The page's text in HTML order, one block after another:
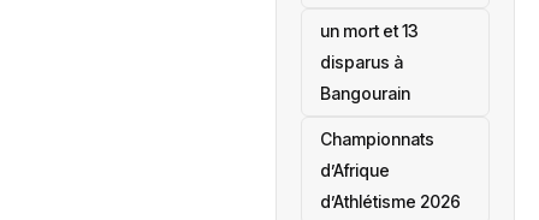
un mort et 13
disparus à
Bangourain
‎Championnats
d’Afrique
d’Athlétisme 2026